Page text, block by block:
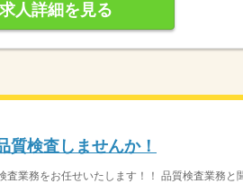
求人詳細を見る
検査しませんか！
業務をお任せいたします！！ 品質検査業務と